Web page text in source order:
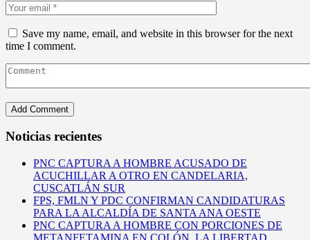
Save my name, email, and website in this browser for the next
time I comment.
Noticias recientes
PNC CAPTURA A HOMBRE ACUSADO DE
ACUCHILLAR A OTRO EN CANDELARIA,
CUSCATLÁN SUR
FPS, FMLN Y PDC CONFIRMAN CANDIDATURAS
PARA LA ALCALDÍA DE SANTA ANA OESTE
PNC CAPTURA A HOMBRE CON PORCIONES DE